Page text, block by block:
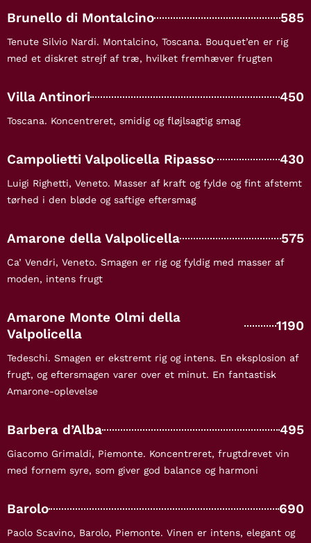
Brunello di Montalcino 585
Tenute Silvio Nardi. Montalcino, Toscana. Bouquet’en er rig
med et diskret strejf af træ, hvilket fremhæver frugten
Villa Antinori 450
Toscana. Koncentreret, smidig og fløjlsagtig smag
Campolietti Valpolicella Ripasso 430
Luigi Righetti, Veneto. Masser af kraft og fylde og fint afstemt
tørhed i den bløde og saftige eftersmag
Amarone della Valpolicella 575
Ca’ Vendri, Veneto. Smagen er rig og fyldig med masser af
moden, intens frugt
Amarone Monte Olmi della
Valpolicella
1190
Tedeschi. Smagen er ekstremt rig og intens. En eksplosion af
frugt, og eftersmagen varer over et minut. En fantastisk
Amarone-oplevelse
Barbera d’Alba 495
Giacomo Grimaldi, Piemonte. Koncentreret, frugtdrevet vin
med fornem syre, som giver god balance og harmoni
Barolo 690
Paolo Scavino, Barolo, Piemonte. Vinen er intens, elegant og